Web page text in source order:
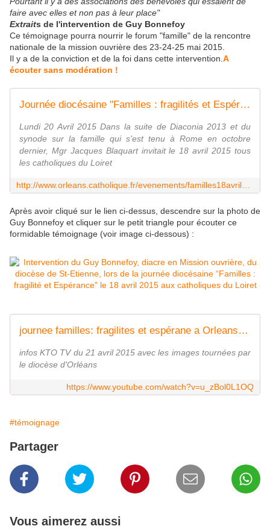
faire avec elles et non pas à leur place"
Extraits de l'intervention de Guy Bonnefoy
Ce témoignage pourra nourrir le forum "famille" de la rencontre
nationale de la mission ouvrière des 23-24-25 mai 2015.
Il y a de la conviction et de la foi dans cette intervention. A
écouter sans modération !
Journée diocésaine "Familles : fragilités et Espérance" le 18 avril 2015
Lundi 20 Avril 2015 Dans la suite de Diaconia 2013 et du
synode sur la famille qui s'est tenu à Rome en octobre
dernier, Mgr Jacques Blaquart invitait le 18 avril 2015 tous
les catholiques du Loiret
Après avoir cliqué sur le lien ci-dessus, descendre sur la photo de
Guy Bonnefoy et cliquer sur le petit triangle pour écouter ce
formidable témoignage (voir image ci-dessous) :
journee familles: fragilites et espérane a Orleans 18 avril 2015
infos KTO TV du 21 avril 2015 avec les images tournées par
le diocèse d'Orléans
https://www.youtube.com/watch?v=u_zBol0L1OQ
#témoignage
Partager
Vous aimerez aussi